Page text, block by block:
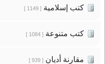
كتب إسلامية[ 1149 ]
كتب متنوعة[ 1084 ]
مقارنة أديان[ 939 ]